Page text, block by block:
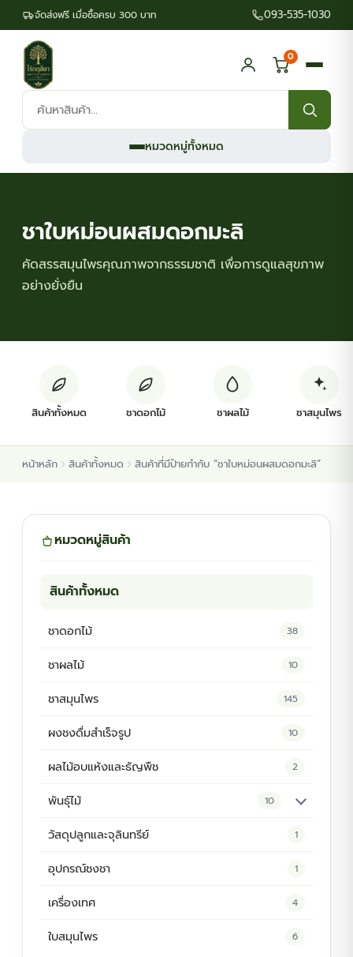
จัดส่งฟรี เมื่อซื้อครบ 300 บาท 093-535-1030
ค้นหา
สินค้า:
0
หมวดหมู่ทั้งหมด
ต้นพันธุ์สมุนไพร
ต้นพันธุ์ไม้ป่า
ชาใบหม่อนผสมดอกมะลิ
คัดสรรสมุนไพรคุณภาพจากธรรมชาติ เพื่อการดูแลสุขภาพ
อย่างยั่งยืน
สินค้าทั้งหมด ชาดอกไม้ ชาผลไม้ ชาสมุนไพร
หน้าหลัก สินค้าทั้งหมด สินค้าที่มีป้ายกำกับ “ชาใบหม่อนผสมดอกมะลิ”
หมวดหมู่สินค้า
สินค้าทั้งหมด
ชาดอกไม้ 38
ชาผลไม้ 10
ชาสมุนไพร 145
ผงชงดื่มสำเร็จรูป 10
ผลไม้อบแห้งและธัญพืช 2
พันธุ์ไม้ 10
ต้นพันธุ์สมุนไพร 5
วัสดุปลูกและจุลินทรีย์ 1
อุปกรณ์ชงชา 1
เครื่องเทศ 4
ใบสมุนไพร 6